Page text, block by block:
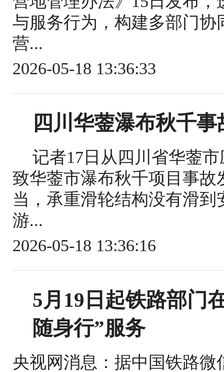
与服务行为，构建多部门
营...
2026-05-18 13:36:33
四川华蓥瀑布秋千
记者17日从四川省华蓥
致华蓥市瀑布秋千项目事
当，承重滑轮结构没有滑
游...
2026-05-18 13:36:16
5月19日起铁路部门
随身行”服务
央视网消息：据中国铁路